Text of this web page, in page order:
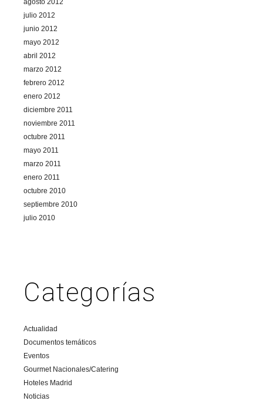
agosto 2012
julio 2012
junio 2012
mayo 2012
abril 2012
marzo 2012
febrero 2012
enero 2012
diciembre 2011
noviembre 2011
octubre 2011
mayo 2011
marzo 2011
enero 2011
octubre 2010
septiembre 2010
julio 2010
Categorías
Actualidad
Documentos temáticos
Eventos
Gourmet Nacionales/Catering
Hoteles Madrid
Noticias